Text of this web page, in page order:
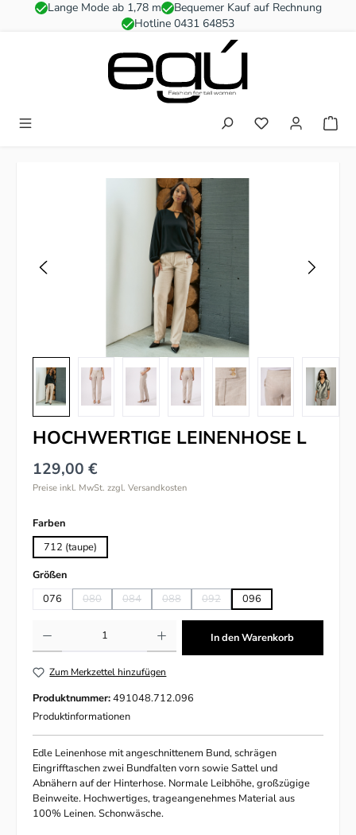
Zum Hauptinhalt springen
Lange Mode ab 1,78 m
Bequemer Kauf auf Rechnung
Hotline 0431 64853
Du hast 0
HOCHWERTIGE LEINENHOSE L
129,00 €
Preise inkl. MwSt. zzgl. Versandkosten
Farbenauswählen
712 (taupe)
Größenauswählen
076
080(Diese Option ist zurzeit nicht verfügbar.)
084(Diese Option ist zurzeit nicht verfügbar.)
088(Diese Option ist zurzeit nicht verfügbar.)
092(Diese Option ist zurzeit nicht
096
In den Warenkorb
Zum Merkzettel hinzufügen
Produktnummer:491048.712.096
Produktinformationen
Edle Leinenhose mit angeschnittenem Bund, schrägen
Eingrifftaschen zwei Bundfalten vorn sowie Sattel und
Abnähern auf der Hinterhose. Normale Leibhöhe, großzügige
Beinweite. Hochwertiges, trageangenehmes Material aus
100% Leinen. Schonwäsche.